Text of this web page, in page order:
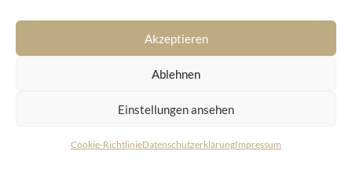
Akzeptieren
Ablehnen
Einstellungen ansehen
Cookie-RichtlinieDatenschutzerklärungImpressum
Bogenhausen
The Legacy – eine Ikone des gehobenen Wohnens in
privilegierter Lage